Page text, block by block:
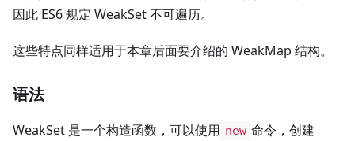
因此 ES6 规定 WeakSet 不可遍历。
这些特点同样适用于本章后面要介绍的 WeakMap 结构。
语法
WeakSet 是一个构造函数，可以使用 new 命令，创建